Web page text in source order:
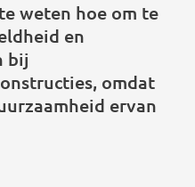
weten hoe om te
en
bij
omdat
ervan